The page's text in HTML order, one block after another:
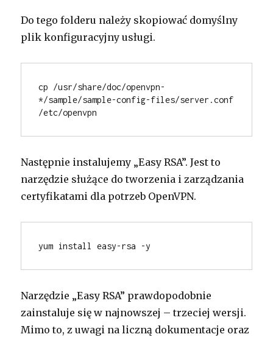
Do tego folderu należy skopiować domyślny
plik konfiguracyjny usługi.
cp /usr/share/doc/openvpn-
*/sample/sample-config-files/server.conf
/etc/openvpn
Następnie instalujemy „Easy RSA”. Jest to
narzędzie służące do tworzenia i zarządzania
certyfikatami dla potrzeb OpenVPN.
yum install easy-rsa -y
Narzędzie „Easy RSA” prawdopodobnie
zainstaluje się w najnowszej – trzeciej wersji.
Mimo to, z uwagi na liczną dokumentacje oraz